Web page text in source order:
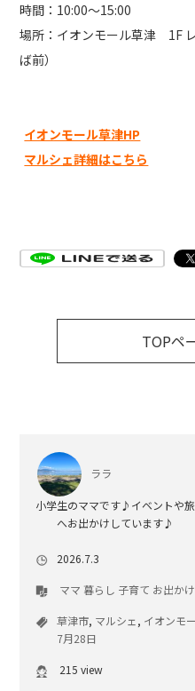
時間：10:00～15:00
場所：イオンモール草津 1F
ば前）
イオンモール草津HP
マルシェ詳細はこちら
TOPペ
ララ
小学生のママです♪イベントや
へお出かけしています♪
2026.7.3
ママ 暮らし 子育て お出かけ
草津市, マルシェ , イオンモ
7月28日
215 view